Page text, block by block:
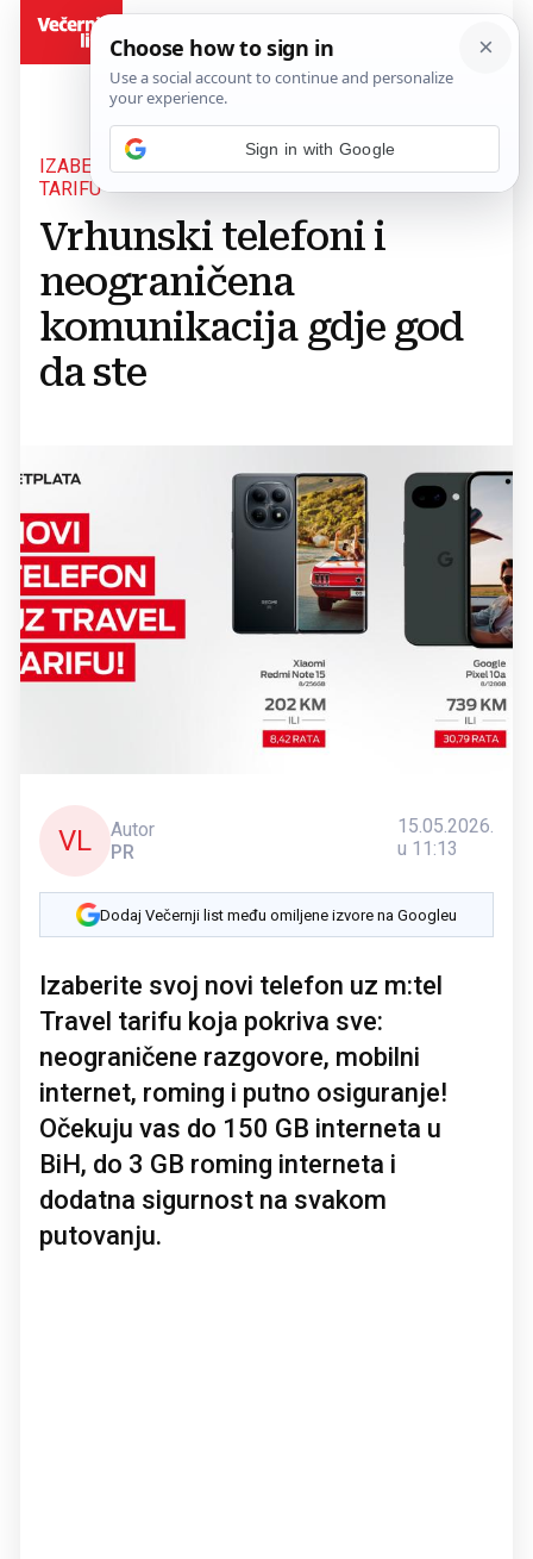
IZABERITE SVOJ NOVI TELEFON I M:TEL TRAVEL
TARIFU
Vrhunski telefoni i
neograničena
komunikacija gdje god
da ste
VL
Autor
PR
15.05.2026.
u 11:13
Dodaj Večernji list među omiljene izvore na Googleu
Izaberite svoj novi telefon uz m:tel
Travel tarifu koja pokriva sve:
neograničene razgovore, mobilni
internet, roming i putno osiguranje!
Očekuju vas do 150 GB interneta u
BiH, do 3 GB roming interneta i
dodatna sigurnost na svakom
putovanju.
Sign in with Google